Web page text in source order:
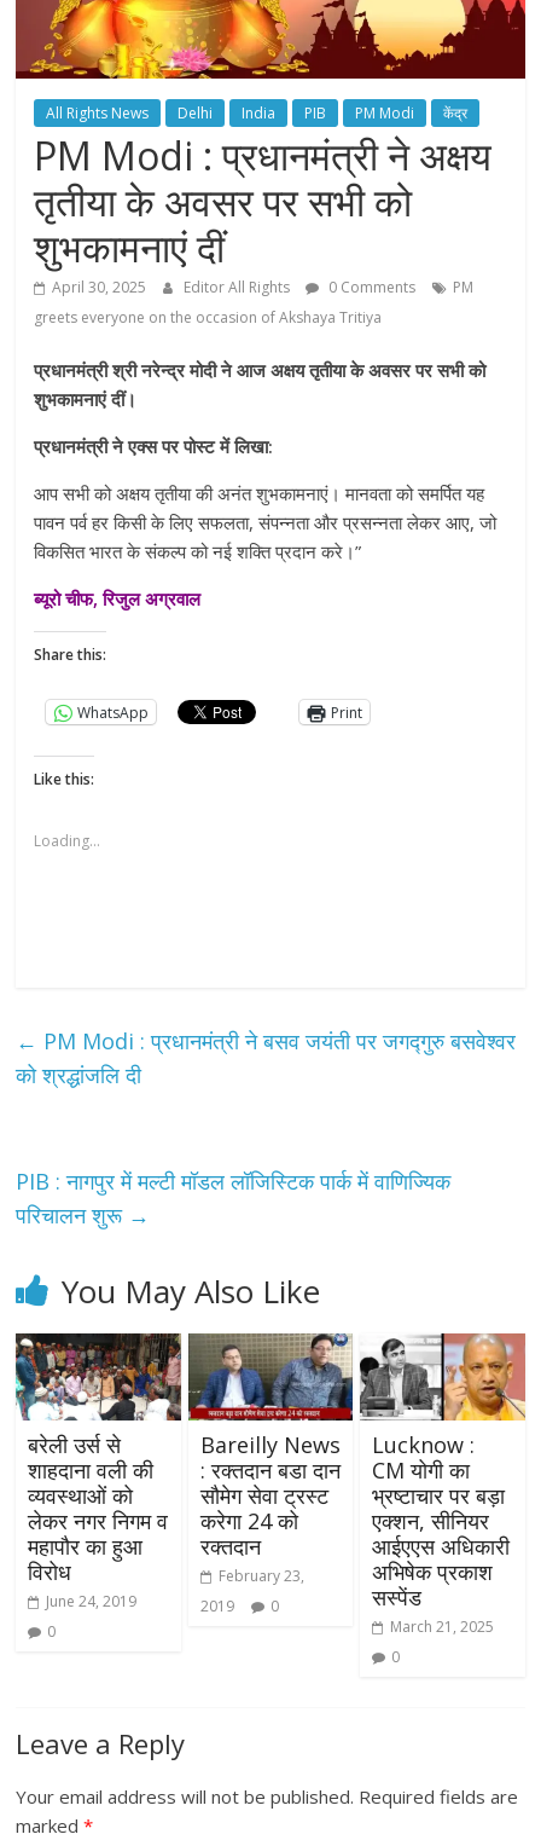
All Rights News Delhi India PIB PM Modi केंद्र
PM Modi : प्रधानमंत्री ने अक्षय
तृतीया के अवसर पर सभी को
शुभकामनाएं दीं
April 30, 2025 Editor All Rights 0 Comments
PM
greets everyone on the occasion of Akshaya Tritiya
प्रधानमंत्री श्री नरेन्द्र मोदी ने आज अक्षय तृतीया के अवसर पर सभी को
शुभकामनाएं दीं।
प्रधानमंत्री ने एक्स पर पोस्ट में लिखा:
आप सभी को अक्षय तृतीया की अनंत शुभकामनाएं। मानवता को समर्पित यह
पावन पर्व हर किसी के लिए सफलता, संपन्नता और प्रसन्नता लेकर आए, जो
विकसित भारत के संकल्प को नई शक्ति प्रदान करे।”
ब्यूरो चीफ, रिजुल अग्रवाल
Share this:
WhatsApp Print
Like this:
Loading...
← PM Modi : प्रधानमंत्री ने बसव जयंती पर जगद्गुरु बसवेश्वर
को श्रद्धांजलि दी
PIB : नागपुर में मल्टी मॉडल लॉजिस्टिक पार्क में वाणिज्यिक
परिचालन शुरू →
You May Also Like
बरेली उर्स से
शाहदाना वली की
व्यवस्थाओं को
लेकर नगर निगम व
महापौर का हुआ
विरोध
June 24, 2019
0
Bareilly News
: रक्तदान बडा दान
सौमेग सेवा ट्रस्ट
करेगा 24 को
रक्तदान
February 23,
2019
0
Lucknow :
CM योगी का
भ्रष्टाचार पर बड़ा
एक्शन, सीनियर
आईएएस अधिकारी
अभिषेक प्रकाश
सस्पेंड
March 21, 2025
0
Leave a Reply
Your email address will not be published. Required fields are
marked*